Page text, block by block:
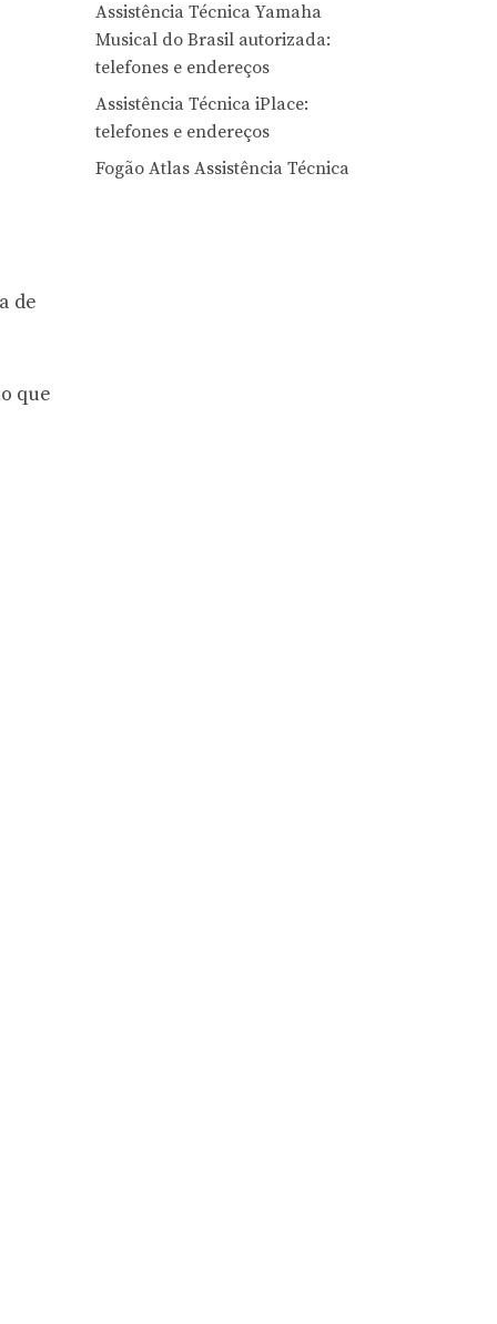
de
que
Assistência Técnica Yamaha
Musical do Brasil autorizada:
telefones e endereços
Assistência Técnica iPlace:
telefones e endereços
Fogão Atlas Assistência Técnica